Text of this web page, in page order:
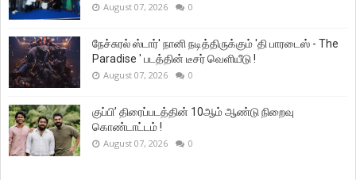
August 07, 2026 0
நேச்சுரல் ஸ்டார்' நானி நடித்திருக்கும் 'தி பாரடைஸ் - The
Paradise ' படத்தின் டீசர் வெளியீடு !
August 07, 2026 0
குப்பி’ திரைப்படத்தின் 10ஆம் ஆண்டு நிறைவு
கொண்டாட்டம் !
August 07, 2026 0